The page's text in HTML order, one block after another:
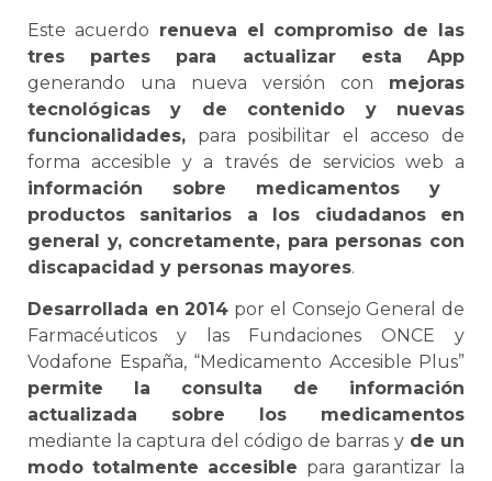
Este acuerdo renueva el compromiso de las
tres partes para actualizar esta App
generando una nueva versión con mejoras
tecnológicas y de contenido y nuevas
funcionalidades, para posibilitar el acceso de
forma accesible y a través de servicios web a
información sobre medicamentos y
productos sanitarios a los ciudadanos en
general y, concretamente, para personas con
discapacidad y personas mayores.
Desarrollada en 2014 por el Consejo General de
Farmacéuticos y las Fundaciones ONCE y
Vodafone España, “Medicamento Accesible Plus”
permite la consulta de información
actualizada sobre los medicamentos
mediante la captura del código de barras yde un
modo totalmente accesible para garantizar la